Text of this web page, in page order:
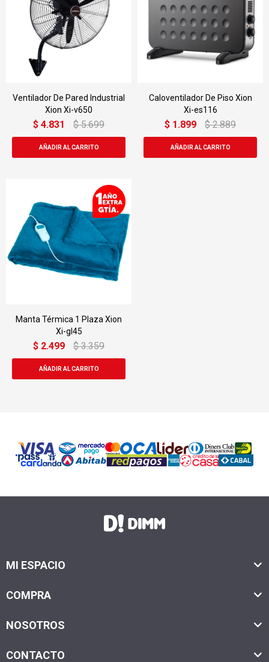
Ventilador De Pared Industrial
Xion Xi-v650
$ 4.831 $ 5.699
Caloventilador De Piso Xion
Xi-es116
$ 1.899 $ 2.889
Manta Térmica 1 Plaza Xion
Xi-gl45
$ 2.499 $ 3.359
MI ESPACIO
COMPRA
NOSOTROS
CONTACTO